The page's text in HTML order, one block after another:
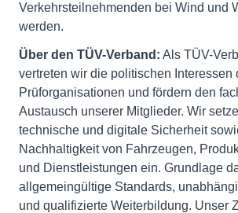
Verkehrsteilnehmenden bei Wind und
werden.
Über den TÜV-Verband: Als TÜV-
vertreten wir die politischen Interessen
Prüforganisationen und fördern den
Austausch unserer Mitglieder. Wir
technische und digitale Sicherheit
Nachhaltigkeit von Fahrzeugen,
und Dienstleistungen ein. Grundlage
allgemeingültige Standards,
und qualifizierte Weiterbildung. Unser